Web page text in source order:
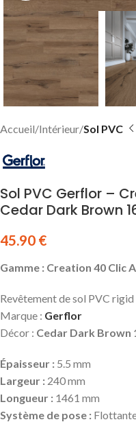
Accueil Intérieur Sol PVC
Sol PVC Gerflor –
Cedar Dark Brown
45.90 €
Gamme : Creation 40 Clic
Revêtement de sol PVC rigid
Marque : Gerflor
Décor : Cedar Dark Brown
Épaisseur : 5.5 mm
Largeur : 240 mm
Longueur : 1461 mm
Système de pose :